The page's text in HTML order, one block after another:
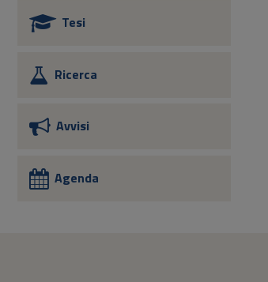
Tesi
Ricerca
Avvisi
Agenda